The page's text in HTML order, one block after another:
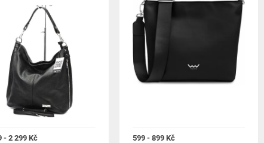
- 2 299 Kč
599 - 899 Kč